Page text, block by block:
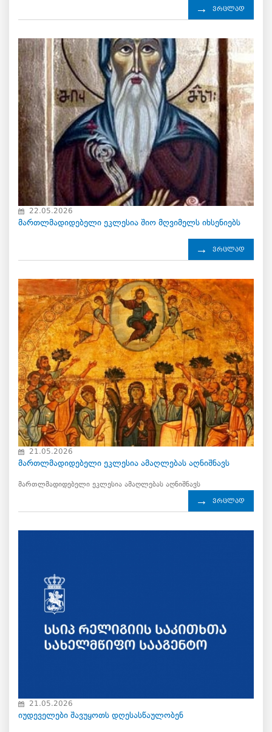
ვრცლად
22.05.2026
მართლმადიდებელი ეკლესია შიო მღვიმელს იხსენიებს
ვრცლად
21.05.2026
მართლმადიდებელი ეკლესია ამაღლებას აღნიშნავს
მართლმადიდებელი ეკლესია ამაღლებას აღნიშნავს
ვრცლად
21.05.2026
იუდეველები შავუყოთს დღესასწაულობენ